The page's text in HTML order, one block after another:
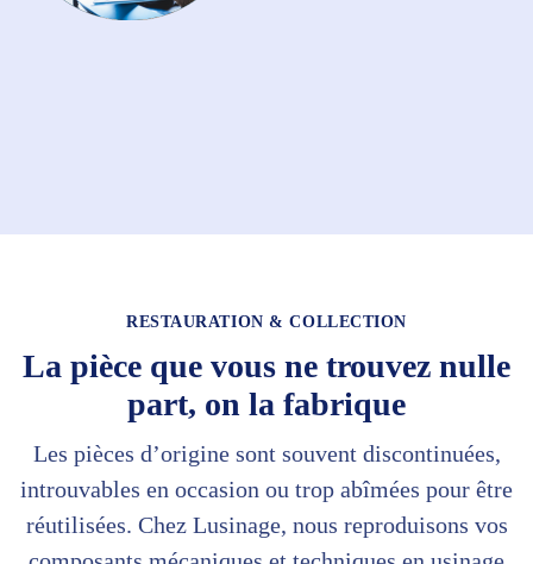
RESTAURATION & COLLECTION
La pièce que vous ne trouvez nulle
part, on la fabrique
Les pièces d’origine sont souvent discontinuées,
introuvables en occasion ou trop abîmées pour être
réutilisées. Chez Lusinage, nous reproduisons vos